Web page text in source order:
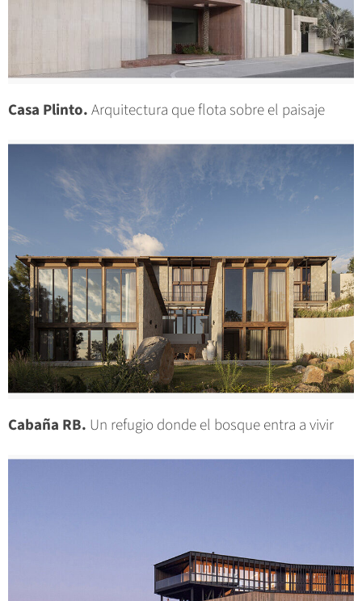
Casa Plinto.Arquitectura que flota sobre el paisaje
Cabaña RB. Un refugio donde el bosque entra a vivir